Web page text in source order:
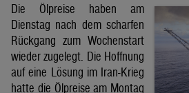
Die Ölpreise haben am
Dienstag nach dem scharfen
Rückgang zum Wochenstart
wieder zugelegt. Die Hoffnung
auf eine Lösung im Iran-Krieg
hatte die Ölpreise am Montag